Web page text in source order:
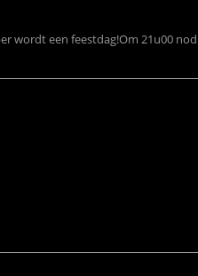
wordt een feestdag! ​Om 21u00